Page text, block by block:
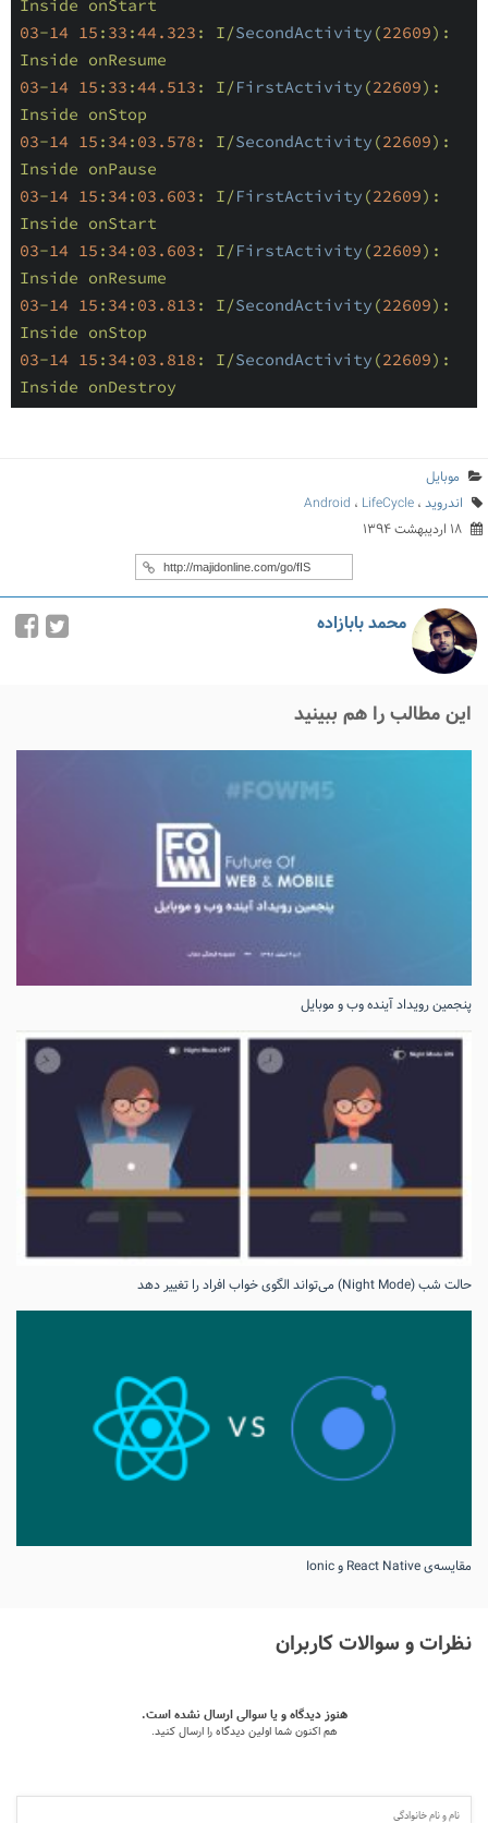
03-14 15 : 33 :44.323 : I/SecondActivity (22609):
03-14 15 : 33 :44.513 : I/FirstActivity (22609):
03-14 15 : 34 : 03.578 : I/SecondActivity (22609):
03-14 15 : 34 : 03.603 : I/FirstActivity (22609):
03-14 15 : 34 : 03.603 : I/FirstActivity (22609):
03-14 15 : 34 : 03.813 : I/SecondActivity (22609):
03-14 15 : 34 : 03.818 : I/SecondActivity (22609):
Inside onDestroy
موبایل
اندروید ، Android ، LifeCycle
۱۸ اردیبهشت ۱۳۹۴
محمد بابازاده
این مطالب را هم ببینید
پنجمین رویداد آینده وب و موبایل
حالت شب (Night Mode) می‌تواند الگوی خواب افراد را تغییر دهد
مقایسه‌ی React Native و Ionic
نظرات و سوالات کاربران
هنوز دیدگاه و یا سوالی ارسال نشده است.
هم اکنون شما اولین دیدگاه را ارسال کنید.